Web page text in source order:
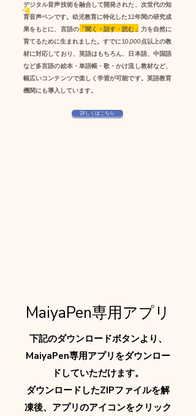
デジタル音声技術を融合して開発された、次世代の知
育音声ペンです。幼児教育に特化した12年間の研究成
果をもとに、言語の「聞く・話す・読む」力を自然に
育てるために生まれました。すでに10,000点以上の教
材に対応しており、英語はもちろん、日本語、中国語
など多言語の絵本・単語帳・歌・かけ流し教材など、
幅広いコンテンツで楽しく学習が可能です。英語教育
機関にも導入しています。
詳しくはこちら
MaiyaPen専用アプリ
下記のダウンロードボタンより、
MaiyaPen専用アプリをダウンロー
ドしていただけます。
ダウンロードしたZIPファイルを解
凍後、アプリのアイコンをクリック